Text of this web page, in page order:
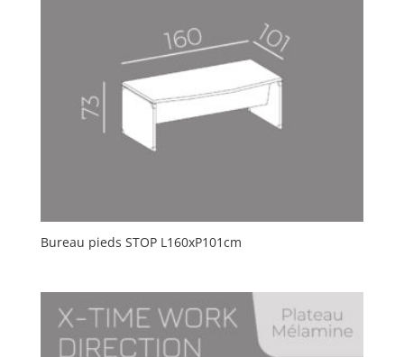
Bureau pieds STOP L160xP101cm